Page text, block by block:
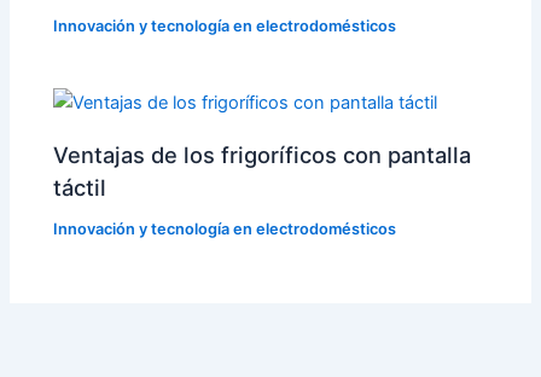
Innovación y tecnología en electrodomésticos
Ventajas de los frigoríficos con pantalla
táctil
Innovación y tecnología en electrodomésticos